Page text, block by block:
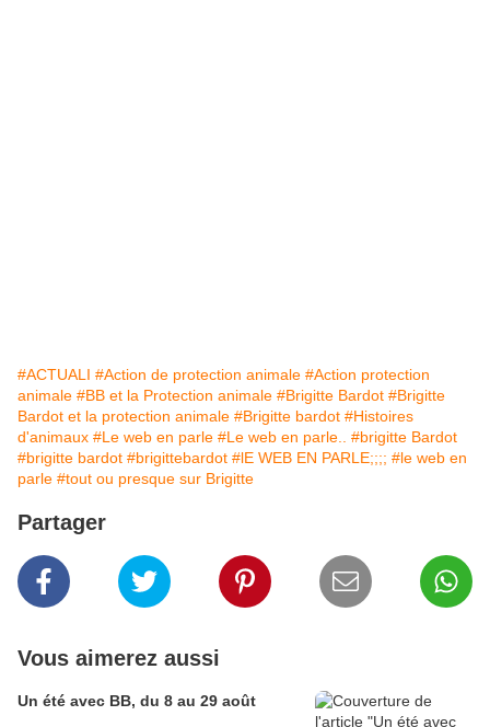
#ACTUALI #Action de protection animale #Action protection
animale #BB et la Protection animale #Brigitte Bardot #Brigitte
Bardot et la protection animale #Brigitte bardot #Histoires
d'animaux #Le web en parle #Le web en parle..
#brigitte Bardot
#brigitte bardot #brigittebardot #lE WEB EN PARLE;;;; #le web en
parle #tout ou presque sur Brigitte
Partager
Vous aimerez aussi
Un été avec BB, du 8 au 29 août